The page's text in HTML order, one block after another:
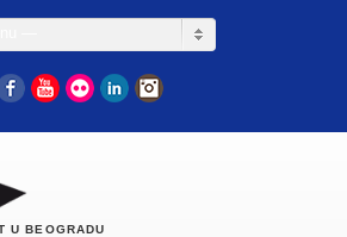
FacebookYouTube
Flickr LinkedIn
U BEOGRADU